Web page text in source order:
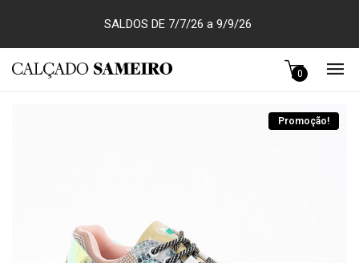
SALDOS DE 7/7/26 a 9/9/26
0
Promoção!